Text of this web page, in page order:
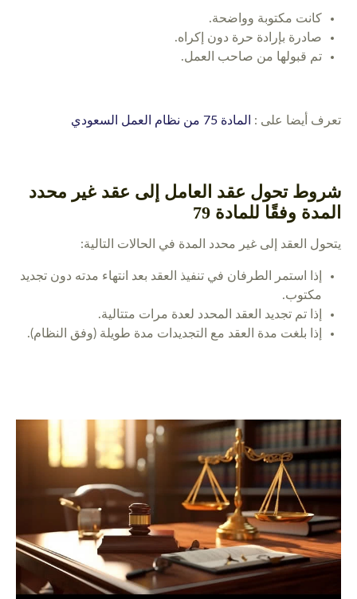
كانت مكتوبة وواضحة.
صادرة بإرادة حرة دون إكراه.
تم قبولها من صاحب العمل.
تعرف أيضا على : المادة 75 من نظام العمل السعودي
شروط تحول عقد العامل إلى عقد غير محدد
المدة وفقًا للمادة 79
يتحول العقد إلى غير محدد المدة في الحالات التالية:
إذا استمر الطرفان في تنفيذ العقد بعد انتهاء مدته دون تجديد
مكتوب.
إذا تم تجديد العقد المحدد لعدة مرات متتالية.
إذا بلغت مدة العقد مع التجديدات مدة طويلة (وفق النظام).